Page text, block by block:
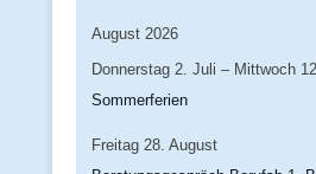
August 2026
Donnerstag 2. Juli – Mittwoch 12.
Sommerferien
Freitag 28. August